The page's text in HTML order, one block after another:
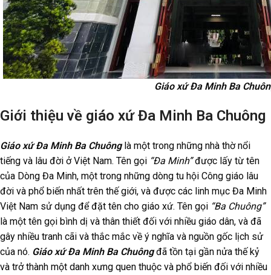
Giáo xứ Đa Minh Ba
Giới thiệu về giáo xứ Đa Minh Ba Chuông
Giáo xứ Đa Minh Ba Chuônglà một trong những nhà thờ nổi
tiếng và lâu đời ở Việt Nam. Tên gọi “Đa Minh”được lấy từ tên
của Dòng Đa Minh, một trong những dòng tu hội Công giáo lâu
đời và phổ biến nhất trên thế giới, và được các linh mục Đa Minh
Việt Nam sử dụng để đặt tên cho giáo xứ. Tên gọi “Ba Chuông”
là một tên gọi bình dị và thân thiết đối với nhiều giáo dân, và đã
gây nhiều tranh cãi và thắc mắc về ý nghĩa và nguồn gốc lịch sử
của nó. Giáo xứ Đa Minh Ba Chuôngđã tồn tại gần nửa thế kỷ
và trở thành một danh xưng quen thuộc và phổ biến đối với nhiều